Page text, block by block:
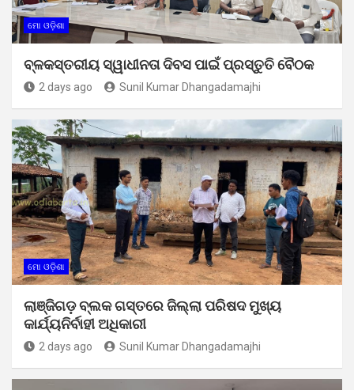
ମୋ ଓଡ଼ିଶା
ବ୍ଳକସ୍ତରୀୟ ସ୍ୱାଧୀନତା ଦିବସ ପାଇଁ ପ୍ରସ୍ତୁତି ବୈଠକ
2 days ago Sunil Kumar Dhangadamajhi
ମୋ ଓଡ଼ିଶା
ଲାଞ୍ଜିଗଡ଼ ବ୍ଲକ ଗସ୍ତରେ ଜିଲ୍ଲା ପରିଷଦ ମୁଖ୍ୟ
କାର୍ଯ୍ୟନିର୍ବାହୀ ଅଧିକାରୀ
2 days ago Sunil Kumar Dhangadamajhi